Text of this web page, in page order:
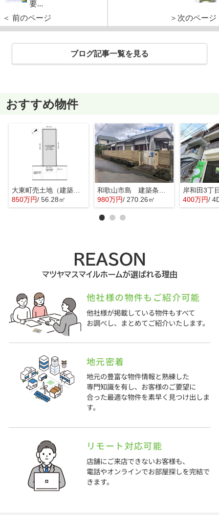
要...
＜ 前のページ
＞次のページ
ブログ記事一覧を見る
おすすめ物件
大東町売土地（建築条件なし）
850万円/ 56.28㎡
980万円/ 270.26㎡
岸和田3丁
400万円/
REASON
マツヤマスマイルホームが選ばれる理由
他社様の物件もご紹介可能
他社様が掲載している物件もすべて
お調べし、まとめてご紹介いたします。
地元密着
地元の豊富な物件情報と熟練した
専門知識を有し、お客様のご要望に
合った最適な物件を素早く見つけ出しま
す。
リモート対応可能
店舗にご来店できないお客様も、
電話やオンラインでお部屋探しを完結で
きます。